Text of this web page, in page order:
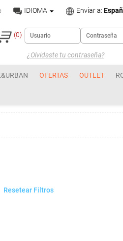
IDIOMA Enviar a:
(0)
¿Olvidaste tu contraseña?
OFERTAS OUTLET
Resetear Filtros